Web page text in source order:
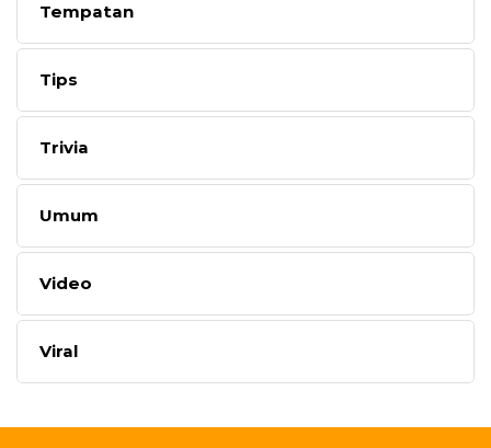
Tempatan
Tips
Trivia
Umum
Video
Viral